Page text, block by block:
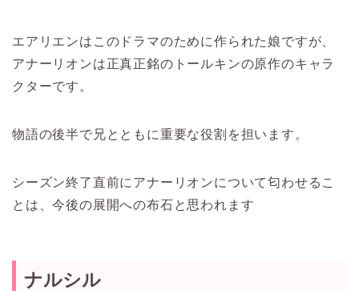
エアリエンはこのドラマのために作られた娘ですが、
アナーリオンは正真正銘のトールキンの原作のキャラ
クターです。
物語の後半で兄とともに重要な役割を担います。
シーズン終了直前にアナーリオンについて匂わせるこ
とは、今後の展開への布石と思われます
ナルシル